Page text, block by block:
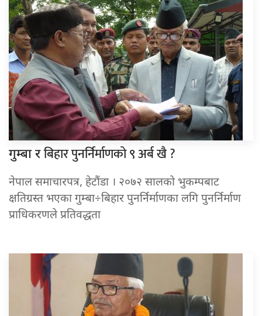
गुम्बा रबिहार पुनर्निर्माणको ९ अर्ब खै ?
नेपाल समाचारपत्र, हेटौंडा । २०७२ सालको भुकम्पबाट
क्षतिग्रस्त भएका गुम्बा÷बिहार पुनर्निर्माणका लगि पुनर्निर्माण
प्राधिकरणले प्रतिवद्धता